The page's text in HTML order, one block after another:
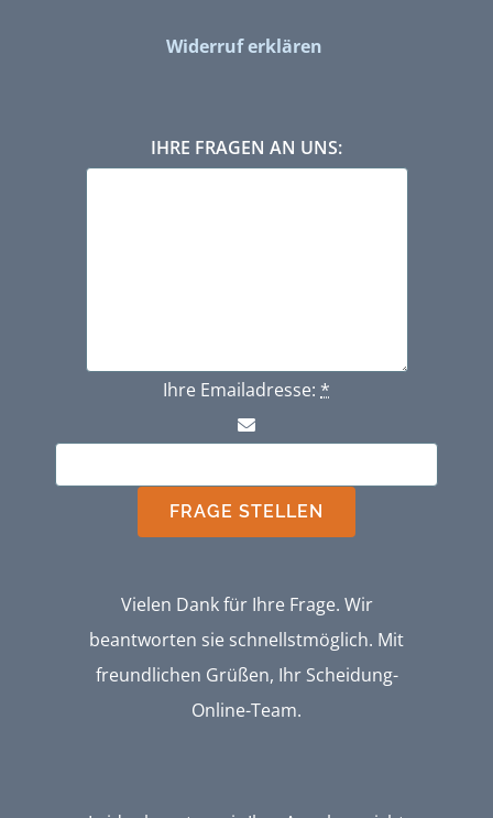
Widerruf erklären
IHRE FRAGEN AN UNS:
Ihre Emailadresse: *
FRAGE STELLEN
Vielen Dank für Ihre Frage. Wir
beantworten sie schnellstmöglich. Mit
freundlichen Grüßen, Ihr Scheidung-
Online-Team.